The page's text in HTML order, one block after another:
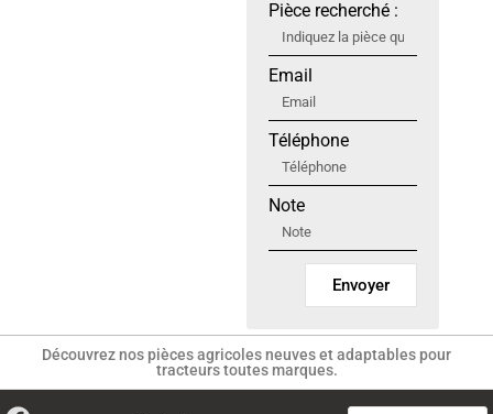
Pièce recherché :
Email
Téléphone
Note
Envoyer
Découvrez nos pièces agricoles neuves et adaptables pour
tracteurs toutes marques.